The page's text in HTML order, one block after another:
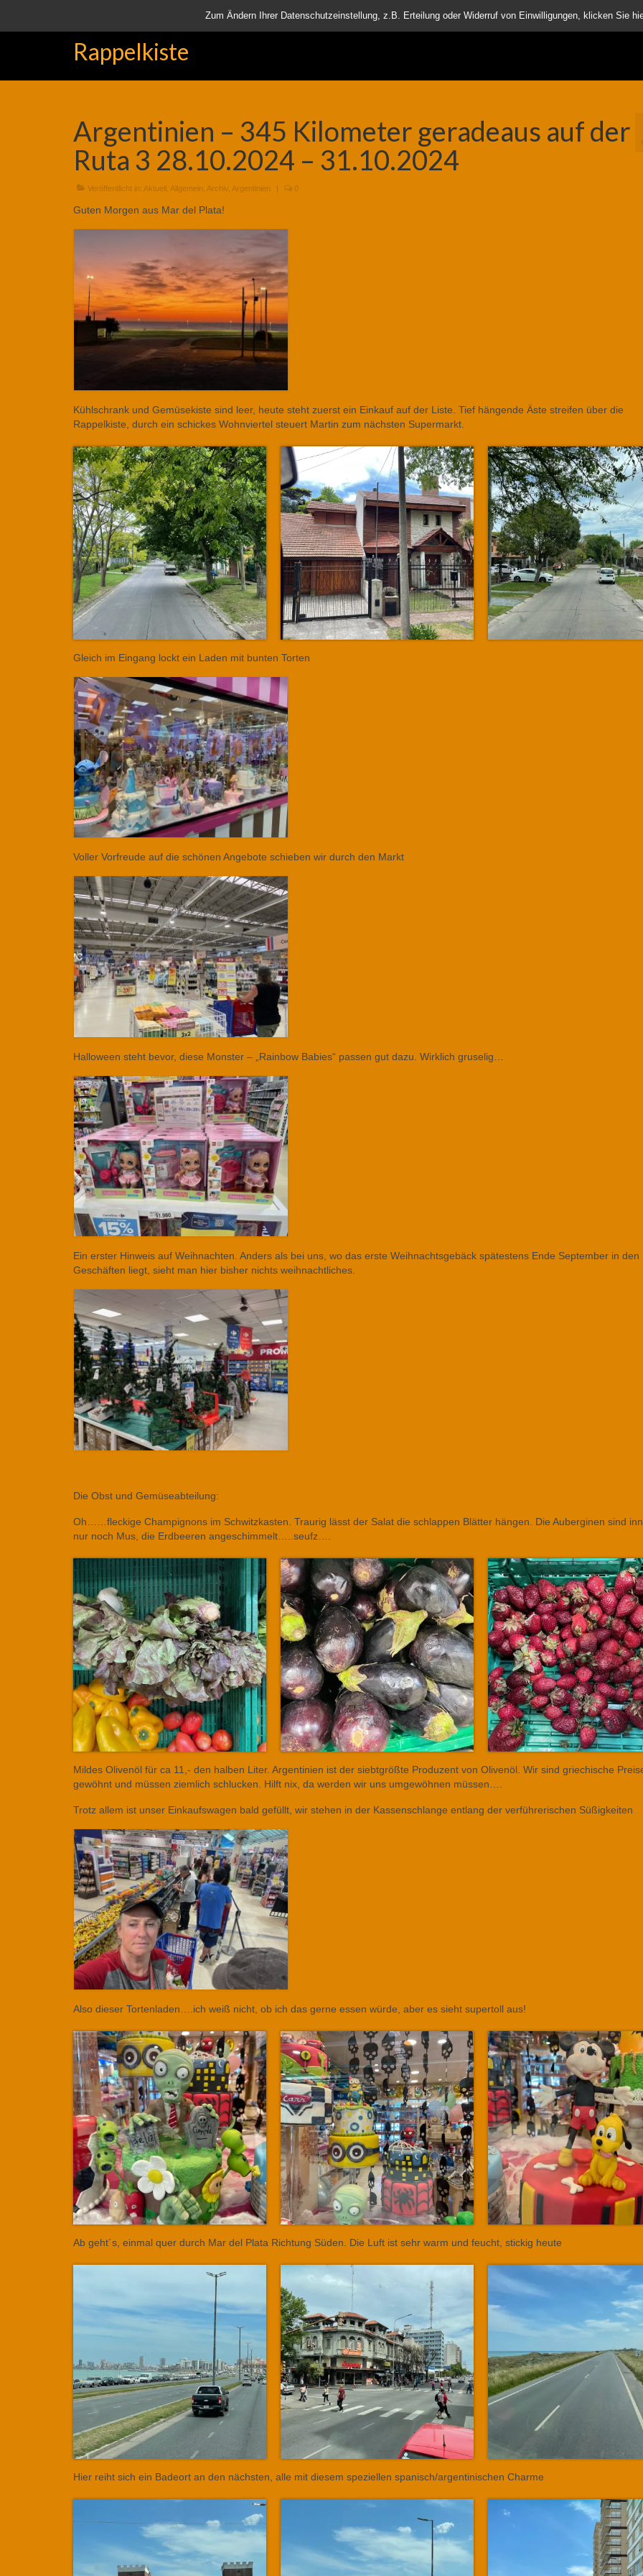
Über uns Unsere Rappelkiste Länder
Rappelkiste
Argentinien – 345 Kilometer geradeaus auf der
Ruta 3 28.10.2024 – 31.10.2024
Veröffentlicht in: Aktuell Allgemein Archiv Argentinien | 0
Guten Morgen aus Mar del Plata!
Kühlschrank und Gemüsekiste sind leer, heute steht zuerst ein Einkauf auf der Liste. Tief hängende Äste streifen über die
Rappelkiste, durch ein schickes Wohnviertel steuert Martin zum nächsten Supermarkt.
Gleich im Eingang lockt ein Laden mit bunten Torten
Voller Vorfreude auf die schönen Angebote schieben wir durch den Markt
Halloween steht bevor, diese Monster – „Rainbow Babies“ passen gut dazu. Wirklich gruselig…
Ein erster Hinweis auf Weihnachten. Anders als bei uns, wo das erste Weihnachtsgebäck spätestens Ende September in den
Geschäften liegt, sieht man hier bisher nichts weihnachtliches.
Die Obst und Gemüseabteilung:
Oh……fleckige Champignons im Schwitzkasten. Traurig lässt der Salat die schlappen Blätter hängen. Die Auberginen sind
nur noch Mus, die Erdbeeren angeschimmelt…..seufz….
Mildes Olivenöl für ca 11,- den halben Liter. Argentinien ist der siebtgrößte Produzent von Olivenöl. Wir sind griechische
gewöhnt und müssen ziemlich schlucken. Hilft nix, da werden wir uns umgewöhnen müssen….
Trotz allem ist unser Einkaufswagen bald gefüllt, wir stehen in der Kassenschlange entlang der verführerischen Süßigkeiten
Also dieser Tortenladen….ich weiß nicht, ob ich das gerne essen würde, aber es sieht supertoll aus!
Ab geht´s, einmal quer durch Mar del Plata Richtung Süden. Die Luft ist sehr warm und feucht, stickig heute
Hier reiht sich ein Badeort an den nächsten, alle mit diesem speziellen spanisch/argentinischen Charme
Zum Ändern Ihrer Datenschutzeinstellung, z.B. Erteilung oder Widerruf von Einwilligungen, klicken Sie